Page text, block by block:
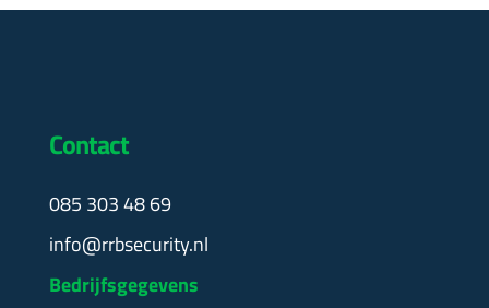
Contact
085 303 48 69
info@rrbsecurity.nl
Bedrijfsgegevens